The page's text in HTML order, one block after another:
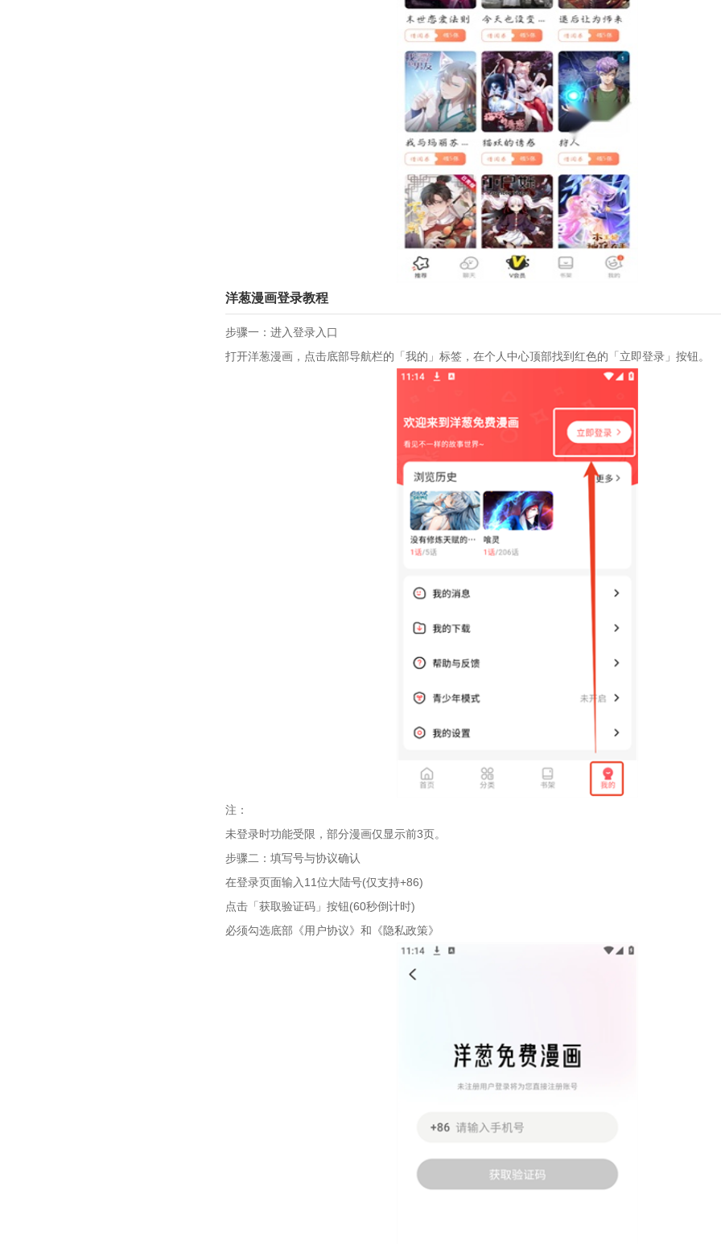
洋葱漫画登录教程
步骤一：进入登录入口
打开洋葱漫画，点击底部导航栏的「我的」标签，在个人中心顶部找到红色的「立即登录」按钮。
注：
未登录时功能受限，部分漫画仅显示前3页。
步骤二：填写号与协议确认
在登录页面输入11位大陆号(仅支持+86)
点击「获取验证码」按钮(60秒倒计时)
必须勾选底部《用户协议》和《隐私政策》